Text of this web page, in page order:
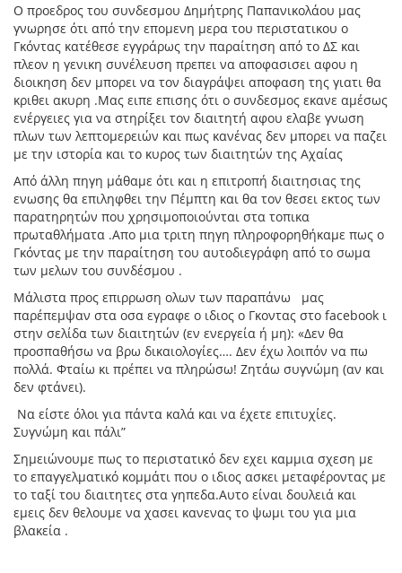
Ο προεδρος του συνδεσμου Δημήτρης Παπανικολάου μας
γνωρησε ότι από την επομενη μερα του περιστατικου ο
Γκόντας κατέθεσε εγγράρως την παραίτηση από το ΔΣ και
πλεον η γενικη συνέλευση πρεπει να αποφασισει αφου η
διοικηση δεν μπορει να τον διαγράψει αποφαση της γιατι θα
κριθει ακυρη .Μας ειπε επισης ότι ο συνδεσμος εκανε αμέσως
ενέργειες για να στηρίξει τον διαιτητή αφου ελαβε γνωση
πλων των λεπτομερειών και πως κανένας δεν μπορει να παζει
με την ιστορία και το κυρος των διαιτητών της Αχαίας
Από άλλη πηγη μάθαμε ότι και η επιτροπή διαιτησιας της
ενωσης θα επιληφθει την Πέμπτη και θα τον θεσει εκτος των
παρατηρητών που χρησιμοποιούνται στα τοπικα
πρωταθλήματα .Απο μια τριτη πηγη πληροφορηθήκαμε πως ο
Γκόντας με την παραίτηση του αυτοδιεγράφη από το σωμα
των μελων του συνδέσμου .
Μάλιστα προς επιρρωση ολων των παραπάνω μας
παρέπεμψαν στα οσα εγραφε ο ιδιος ο Γκοντας στο facebook ι
στην σελίδα των διαιτητών (εν ενεργεία ή μη): «Δεν θα
προσπαθήσω να βρω δικαιολογίες…. Δεν έχω λοιπόν να πω
πολλά. Φταίω κι πρέπει να πληρώσω! Ζητάω συγνώμη (αν και
δεν φτάνει).
Να είστε όλοι για πάντα καλά και να έχετε επιτυχίες.
Συγνώμη και πάλι”
Σημειώνουμε πως το περιστατικό δεν εχει καμμια σχεση με
το επαγγελματικό κομμάτι που ο ιδιος ασκει μεταφέροντας με
το ταξί του διαιτητες στα γηπεδα.Αυτο είναι δουλειά και
εμεις δεν θελουμε να χασει κανενας το ψωμι του για μια
βλακεία .